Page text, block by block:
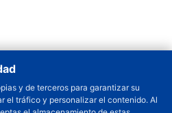
y de terceros para garantizar su
el tráfico y personalizar el contenido. Al
+